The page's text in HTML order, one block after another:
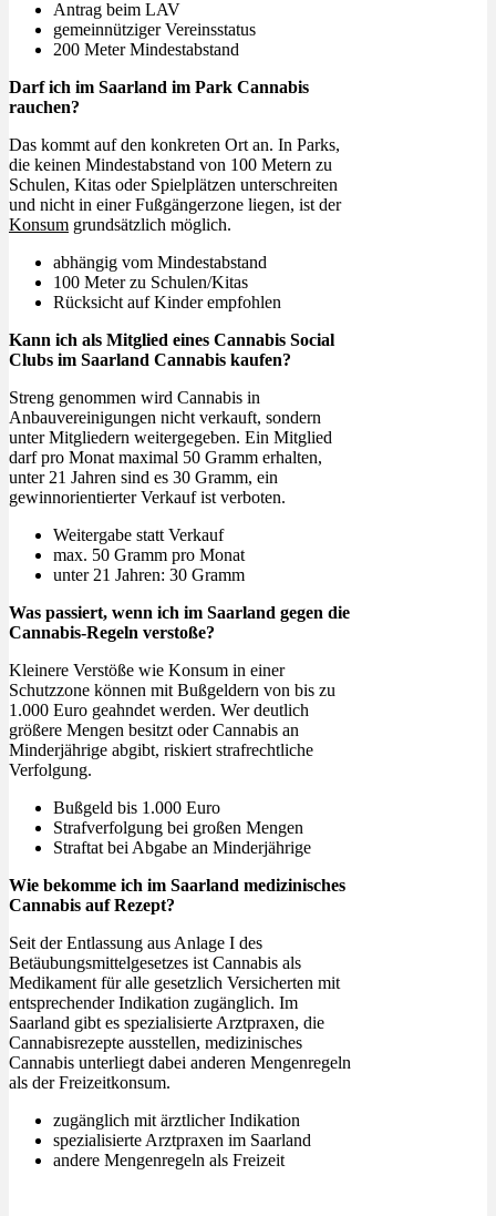
Antrag beim LAV
gemeinnütziger Vereinsstatus
200 Meter Mindestabstand
Darf ich im Saarland im Park Cannabis
rauchen?
Das kommt auf den konkreten Ort an. In Parks,
die keinen Mindestabstand von 100 Metern zu
Schulen, Kitas oder Spielplätzen unterschreiten
und nicht in einer Fußgängerzone liegen, ist der
Konsum grundsätzlich möglich.
abhängig vom Mindestabstand
100 Meter zu Schulen/Kitas
Rücksicht auf Kinder empfohlen
Kann ich als Mitglied eines Cannabis Social
Clubs im Saarland Cannabis kaufen?
Streng genommen wird Cannabis in
Anbauvereinigungen nicht verkauft, sondern
unter Mitgliedern weitergegeben. Ein Mitglied
darf pro Monat maximal 50 Gramm erhalten,
unter 21 Jahren sind es 30 Gramm, ein
gewinnorientierter Verkauf ist verboten.
Weitergabe statt Verkauf
max. 50 Gramm pro Monat
unter 21 Jahren: 30 Gramm
Was passiert, wenn ich im Saarland gegen die
Cannabis-Regeln verstoße?
Kleinere Verstöße wie Konsum in einer
Schutzzone können mit Bußgeldern von bis zu
1.000 Euro geahndet werden. Wer deutlich
größere Mengen besitzt oder Cannabis an
Minderjährige abgibt, riskiert strafrechtliche
Verfolgung.
Bußgeld bis 1.000 Euro
Strafverfolgung bei großen Mengen
Straftat bei Abgabe an Minderjährige
Wie bekomme ich im Saarland medizinisches
Cannabis auf Rezept?
Seit der Entlassung aus Anlage I des
Betäubungsmittelgesetzes ist Cannabis als
Medikament für alle gesetzlich Versicherten mit
entsprechender Indikation zugänglich. Im
Saarland gibt es spezialisierte Arztpraxen, die
Cannabisrezepte ausstellen, medizinisches
Cannabis unterliegt dabei anderen Mengenregeln
als der Freizeitkonsum.
zugänglich mit ärztlicher Indikation
spezialisierte Arztpraxen im Saarland
andere Mengenregeln als Freizeit